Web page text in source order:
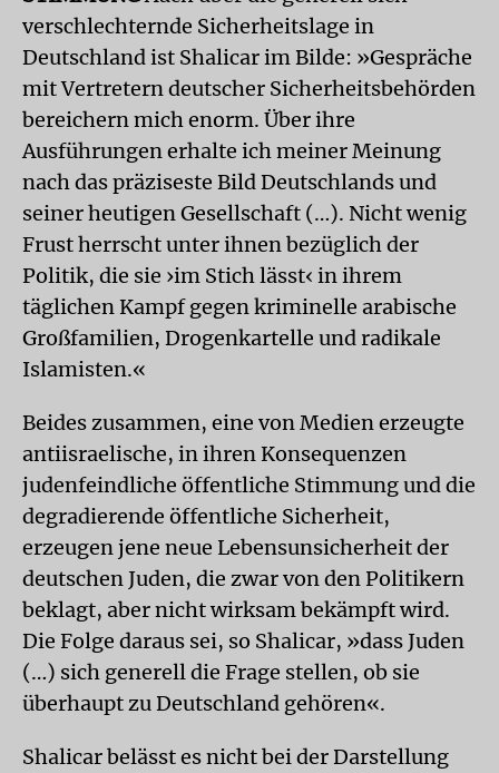
verschlechternde Sicherheitslage in
Deutschland ist Shalicar im Bilde: »Gespräche
mit Vertretern deutscher Sicherheitsbehörden
bereichern mich enorm. Über ihre
Ausführungen erhalte ich meiner Meinung
nach das präziseste Bild Deutschlands und
seiner heutigen Gesellschaft (…). Nicht wenig
Frust herrscht unter ihnen bezüglich der
Politik, die sie ›im Stich lässt‹ in ihrem
täglichen Kampf gegen kriminelle arabische
Großfamilien, Drogenkartelle und radikale
Islamisten.«
Beides zusammen, eine von Medien erzeugte
antiisraelische, in ihren Konsequenzen
judenfeindliche öffentliche Stimmung und die
degradierende öffentliche Sicherheit,
erzeugen jene neue Lebensunsicherheit der
deutschen Juden, die zwar von den Politikern
beklagt, aber nicht wirksam bekämpft wird.
Die Folge daraus sei, so Shalicar, »dass Juden
(…) sich generell die Frage stellen, ob sie
überhaupt zu Deutschland gehören«.
Shalicar belässt es nicht bei der Darstellung